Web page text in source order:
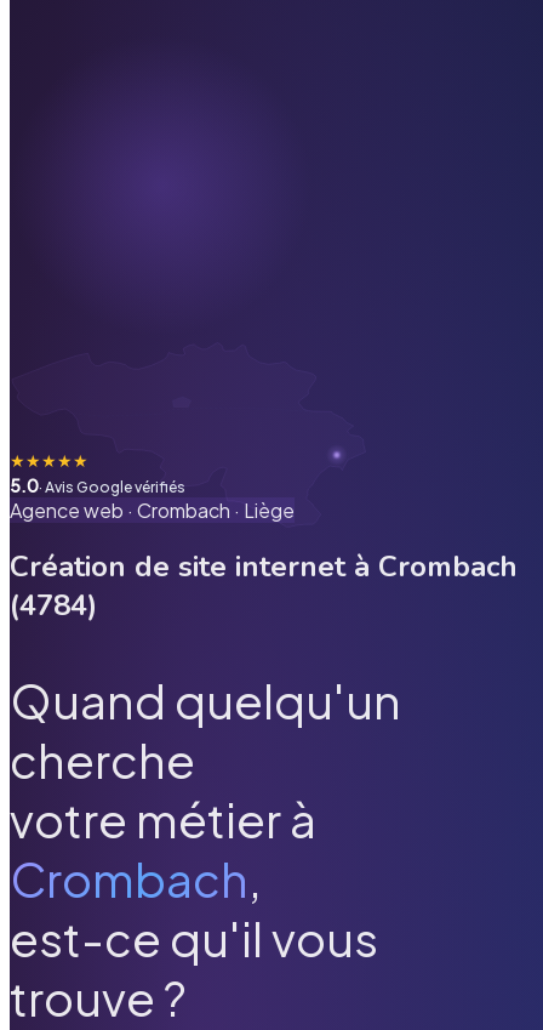
★★★★★
5.0· Avis Google vérifiés
Agence web · Crombach · Liège
Création de site internet à Crombach
(4784)
Quand quelqu'un
cherche
votre métier à
Crombach,
est-ce qu'il vous
trouve ?